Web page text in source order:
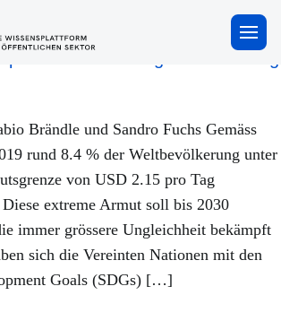
×
Brändle und Sandro Fuchs Gemäss
rund 8.4 % der Weltbevölkerung unter
von USD 2.15 pro Tag
extreme Armut soll bis 2030
immer grössere Ungleichheit bekämpft
sich die Vereinten Nationen mit den
Goals (SDGs) […]